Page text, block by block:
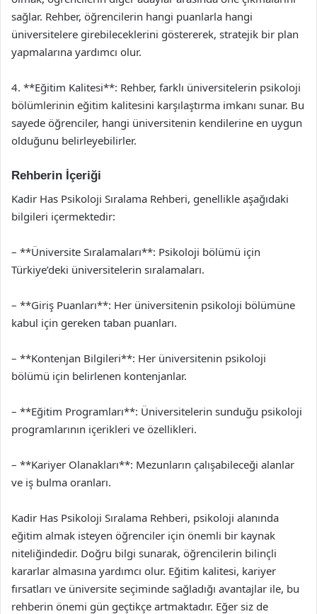
sağlar. Rehber, öğrencilerin hangi puanlarla hangi
üniversitelere girebileceklerini göstererek, stratejik bir plan
yapmalarına yardımcı olur.
4. **Eğitim Kalitesi**: Rehber, farklı üniversitelerin psikoloji
bölümlerinin eğitim kalitesini karşılaştırma imkanı sunar. Bu
sayede öğrenciler, hangi üniversitenin kendilerine en uygun
olduğunu belirleyebilirler.
Rehberin İçeriği
Kadir Has Psikoloji Sıralama Rehberi, genellikle aşağıdaki
bilgileri içermektedir:
– **Üniversite Sıralamaları**: Psikoloji bölümü için
Türkiye’deki üniversitelerin sıralamaları.
– **Giriş Puanları**: Her üniversitenin psikoloji bölümüne
kabul için gereken taban puanları.
– **Kontenjan Bilgileri**: Her üniversitenin psikoloji
bölümü için belirlenen kontenjanlar.
– **Eğitim Programları**: Üniversitelerin sunduğu psikoloji
programlarının içerikleri ve özellikleri.
– **Kariyer Olanakları**: Mezunların çalışabileceği alanlar
ve iş bulma oranları.
Kadir Has Psikoloji Sıralama Rehberi, psikoloji alanında
eğitim almak isteyen öğrenciler için önemli bir kaynak
niteliğindedir. Doğru bilgi sunarak, öğrencilerin bilinçli
kararlar almasına yardımcı olur. Eğitim kalitesi, kariyer
fırsatları ve üniversite seçiminde sağladığı avantajlar ile, bu
rehberin önemi gün geçtikçe artmaktadır. Eğer siz de